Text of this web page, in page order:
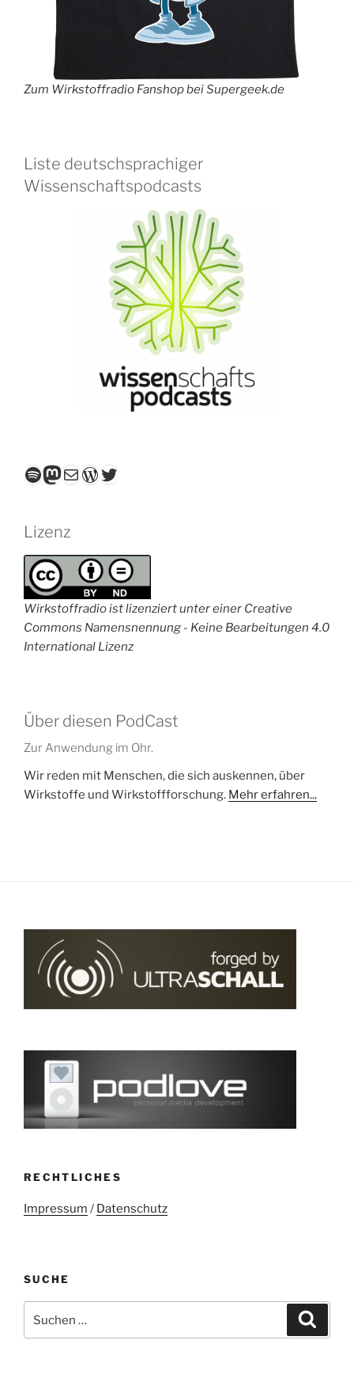
Zum Wirkstoffradio Fanshop bei Supergeek.de
Liste deutschsprachiger
Wissenschaftspodcasts
Spotify
Mastodon
E-MailWordPress
Twitter
Lizenz
Wirkstoffradio ist lizenziert unter einer Creative
Commons Namensnennung - Keine Bearbeitungen 4.0
International Lizenz
Über diesen PodCast
Zur Anwendung im Ohr.
Wir reden mit Menschen, die sich auskennen, über
Wirkstoffe und Wirkstoffforschung. Mehr erfahren...
RECHTLICHES
Impressum / Datenschutz
SUCHE
nach: